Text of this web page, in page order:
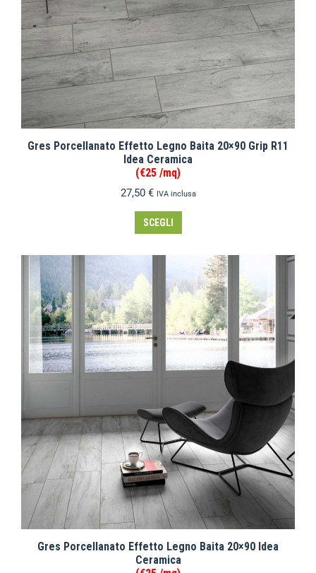
Gres Porcellanato Effetto Legno Baita 20×90 Grip R11
Idea Ceramica
(€25 /mq)
27,50 € IVA inclusa
SCEGLI
Gres Porcellanato Effetto Legno Baita 20×90 Idea
Ceramica